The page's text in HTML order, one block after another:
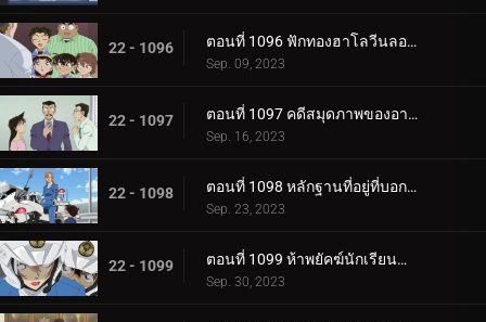
22 - 1096 ตอนที่ 1096 ฟักทองฮาโลวีนลอยฟ้า
Sep. 09, 2023
22 - 1097 ตอนที่ 1097 คดีสมุดภาพของอายูมิ ภาค 2
Sep. 16, 2023
22 - 1098 ตอนที่ 1098 หลักฐานที่อยู่ที่บอกไม่ได้
Sep. 23, 2023
22 - 1099 ตอนที่ 1099 ห้าพยัคฆ์นักเรียนตำรวจ Wild Police Story CASE.ฮางิวาระ เคนจิ
Sep. 30, 2023